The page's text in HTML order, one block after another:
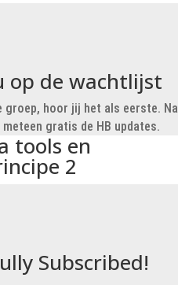
op de wachtlijst
groep, hoor jij het als eerste. Na
gratis de HB updates.
tools en
2
Subscribed!